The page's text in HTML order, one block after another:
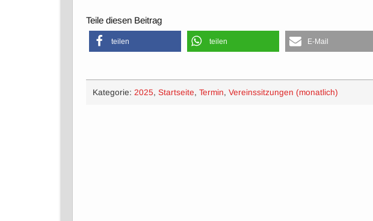
Teile diesen Beitrag
teilen teilen E-Mail
Kategorie: 2025, Startseite, Termin, Vereinssitzungen (monatlich)